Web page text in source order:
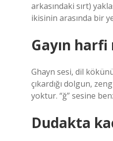
arkasındaki sırt)
ikisinin arasında bir
Gayın harfi
Ghayn sesi, dil
çıkardığı dolgun,
yoktur. “ğ” sesine
Dudakta